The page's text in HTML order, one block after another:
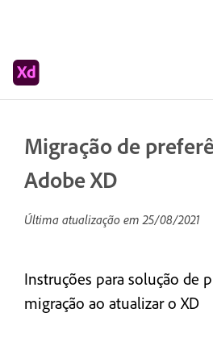
Migração de
Adobe XD
Última atualização em25/08/2021
Instruções para solução de
migração ao atualizar o XD